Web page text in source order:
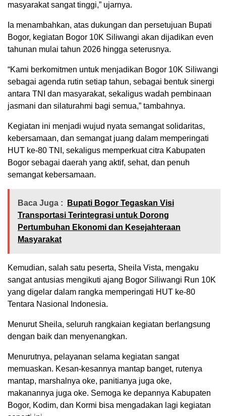
masyarakat sangat tinggi,” ujarnya.
Ia menambahkan, atas dukungan dan persetujuan Bupati
Bogor, kegiatan Bogor 10K Siliwangi akan dijadikan even
tahunan mulai tahun 2026 hingga seterusnya.
“Kami berkomitmen untuk menjadikan Bogor 10K Siliwangi
sebagai agenda rutin setiap tahun, sebagai bentuk sinergi
antara TNI dan masyarakat, sekaligus wadah pembinaan
jasmani dan silaturahmi bagi semua,” tambahnya.
Kegiatan ini menjadi wujud nyata semangat solidaritas,
kebersamaan, dan semangat juang dalam memperingati
HUT ke-80 TNI, sekaligus memperkuat citra Kabupaten
Bogor sebagai daerah yang aktif, sehat, dan penuh
semangat kebersamaan.
Baca Juga :
Bupati Bogor Tegaskan Visi
Transportasi Terintegrasi untuk Dorong
Pertumbuhan Ekonomi dan Kesejahteraan
Masyarakat
Kemudian, salah satu peserta, Sheila Vista, mengaku
sangat antusias mengikuti ajang Bogor Siliwangi Run 10K
yang digelar dalam rangka memperingati HUT ke-80
Tentara Nasional Indonesia.
Menurut Sheila, seluruh rangkaian kegiatan berlangsung
dengan baik dan menyenangkan.
Menurutnya, pelayanan selama kegiatan sangat
memuaskan. Kesan-kesannya mantap banget, rutenya
mantap, marshalnya oke, panitianya juga oke,
makanannya juga oke. Semoga ke depannya Kabupaten
Bogor, Kodim, dan Kormi bisa mengadakan lagi kegiatan